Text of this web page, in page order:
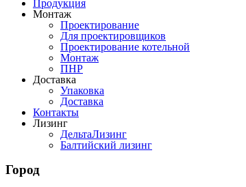
Продукция
Монтаж
Проектирование
Для проектировщиков
Проектирование котельной
Монтаж
ПНР
Доставка
Упаковка
Доставка
Контакты
Лизинг
ДельтаЛизинг
Балтийский лизинг
Город